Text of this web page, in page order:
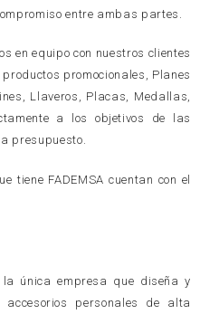
entre ambas partes.
en equipo con nuestros clientes
promocionales, Planes
Llaveros, Placas, Medallas,
a los objetivos de las
presupuesto.
tiene FADEMSA cuentan con el
única empresa que diseña y
personales de alta